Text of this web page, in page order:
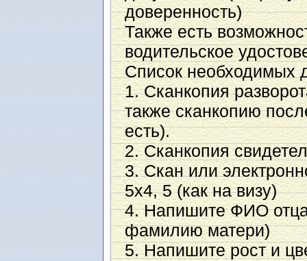
доверенность)
Также есть
водительское
Список необходимых
1. Сканкопия
также сканкопию
есть).
2. Сканкопия
3. Скан или
5х4, 5 (как на визу)
4. Напишите ФИО
фамилию матери)
5. Напишите рост и